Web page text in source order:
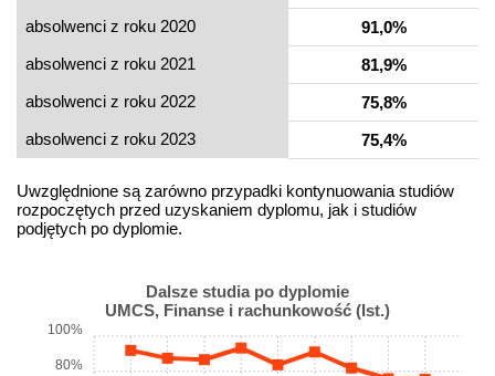
absolwenci z roku 2020
91,0%
absolwenci z roku 2021
81,9%
absolwenci z roku 2022
75,8%
absolwenci z roku 2023
75,4%
Uwzględnione są zarówno przypadki kontynuowania studiów
rozpoczętych przed uzyskaniem dyplomu, jak i studiów
podjętych po dyplomie.
Dalsze studia po dyplomie
UMCS, Finanse i rachunkowość (Ist.)
80%
100%